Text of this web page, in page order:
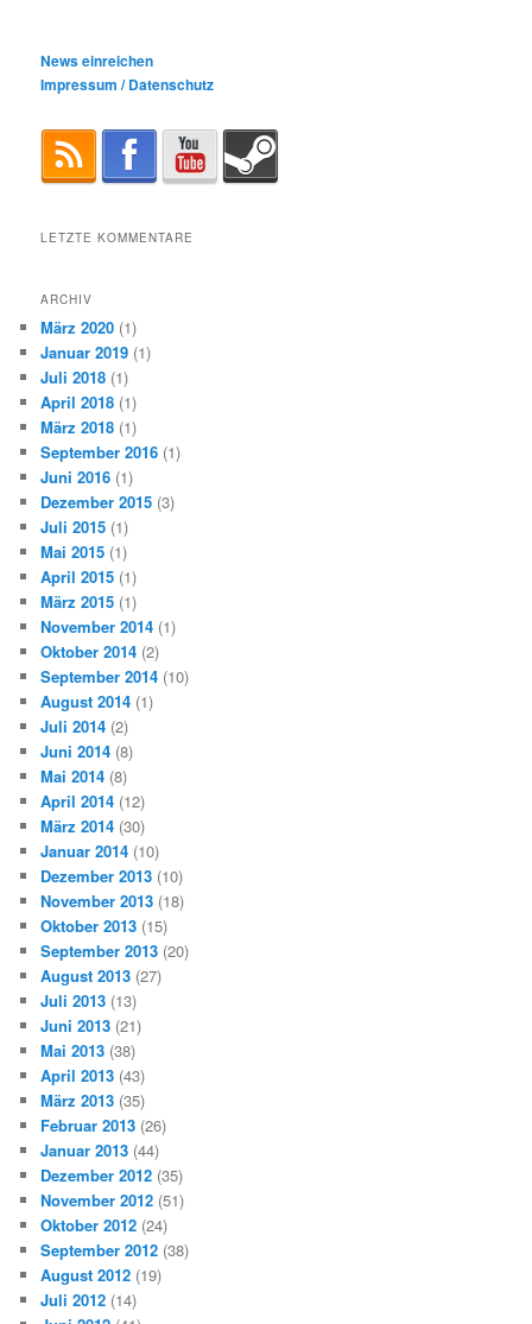
News einreichen
Impressum / Datenschutz
LETZTE KOMMENTARE
ARCHIV
März 2020 (1)
Januar 2019 (1)
Juli 2018 (1)
April 2018 (1)
März 2018 (1)
September 2016 (1)
Juni 2016 (1)
Dezember 2015 (3)
Juli 2015 (1)
Mai 2015 (1)
April 2015 (1)
März 2015 (1)
November 2014 (1)
Oktober 2014 (2)
September 2014 (10)
August 2014 (1)
Juli 2014 (2)
Juni 2014 (8)
Mai 2014 (8)
April 2014 (12)
März 2014 (30)
Januar 2014 (10)
Dezember 2013 (10)
November 2013 (18)
Oktober 2013 (15)
September 2013 (20)
August 2013 (27)
Juli 2013 (13)
Juni 2013 (21)
Mai 2013 (38)
April 2013 (43)
März 2013 (35)
Februar 2013 (26)
Januar 2013 (44)
Dezember 2012 (35)
November 2012 (51)
Oktober 2012 (24)
September 2012 (38)
August 2012 (19)
Juli 2012 (14)